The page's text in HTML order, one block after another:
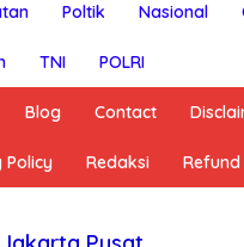
Poltik Nasional
TNI POLRI
Blog Contact
Policy Redaksi Refund